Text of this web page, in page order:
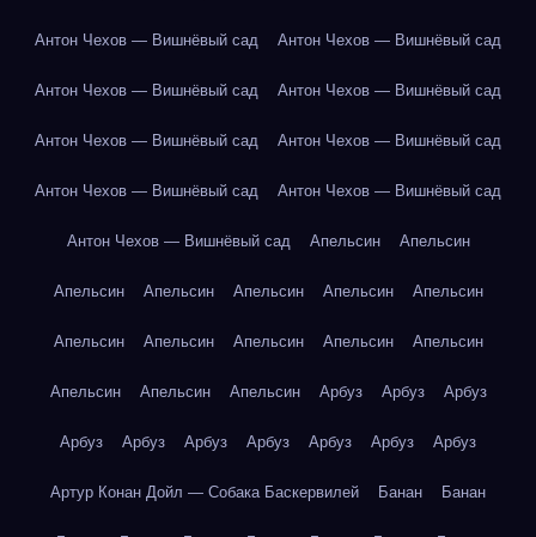
Антон Чехов — Вишнёвый сад Антон Чехов — Вишнёвый сад
Антон Чехов — Вишнёвый сад Антон Чехов — Вишнёвый сад
Антон Чехов — Вишнёвый сад Антон Чехов — Вишнёвый сад
Антон Чехов — Вишнёвый сад Антон Чехов — Вишнёвый сад
Антон Чехов — Вишнёвый сад Апельсин Апельсин
Апельсин Апельсин Апельсин Апельсин Апельсин
Апельсин Апельсин Апельсин Апельсин Апельсин
Апельсин Апельсин Апельсин Арбуз Арбуз Арбуз
Арбуз Арбуз Арбуз Арбуз Арбуз Арбуз Арбуз
Артур Конан Дойл — Собака Баскервилей Банан Банан